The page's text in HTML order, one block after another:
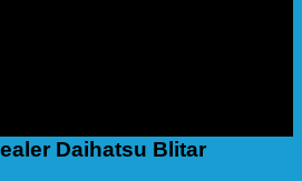
Daihatsu Blitar